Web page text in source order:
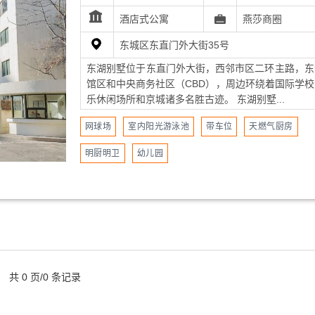
酒店式公寓 燕莎商圈
东城区东直门外大街35号
东湖别墅位于东直门外大街，西邻市区二环主路，
馆区和中央商务社区（CBD），周边环绕着国际学
乐休闲场所和京城诸多名胜古迹。 东湖别墅...
网球场 室内阳光游泳池 带车位 天燃气厨房
明厨明卫 幼儿园
共 0 页/0 条记录